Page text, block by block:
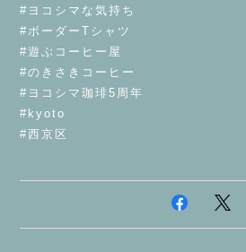
#ヨコシマな気持ち
#ボーダーTシャツ
#遊ぶコーヒー屋
#のきさきコーヒー
#ヨコシマ珈琲5周年
#kyoto
#西京区